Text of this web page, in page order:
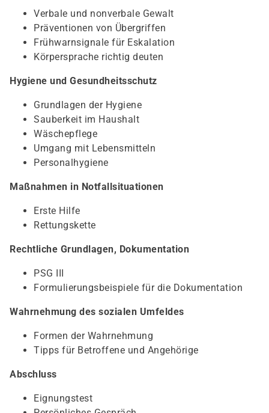
Verbale und nonverbale Gewalt
Präventionen von Übergriffen
Frühwarnsignale für Eskalation
Körpersprache richtig deuten
Hygiene und Gesundheitsschutz
Grundlagen der Hygiene
Sauberkeit im Haushalt
Wäschepflege
Umgang mit Lebensmitteln
Personalhygiene
Maßnahmen in Notfallsituationen
Erste Hilfe
Rettungskette
Rechtliche Grundlagen, Dokumentation
PSG III
Formulierungsbeispiele für die Dokumentation
Wahrnehmung des sozialen Umfeldes
Formen der Wahrnehmung
Tipps für Betroffene und Angehörige
Abschluss
Eignungstest